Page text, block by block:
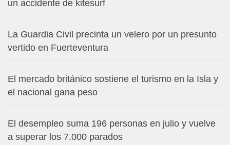
un accidente de kitesurf
La Guardia Civil precinta un velero por un presunto
vertido en Fuerteventura
El mercado británico sostiene el turismo en la Isla y
el nacional gana peso
El desempleo suma 196 personas en julio y vuelve
a superar los 7.000 parados